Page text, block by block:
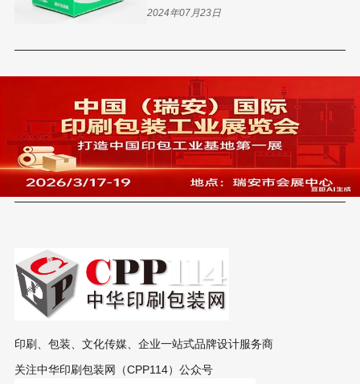
展
2024年07月23日
印刷、包装、文化传媒、企业一站式品牌设计服务商
关注中华印刷包装网（CPP114）公众号